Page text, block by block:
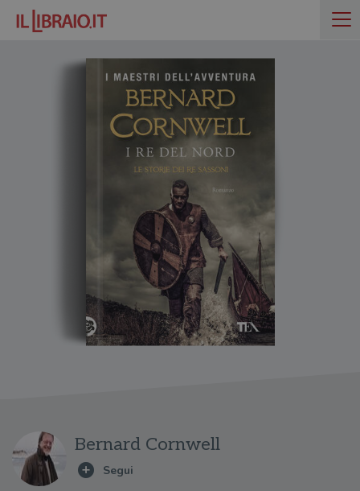
Bernard Cornwell